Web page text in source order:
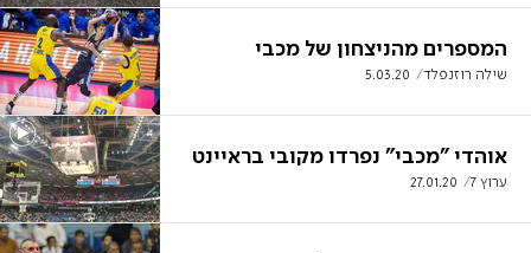
המספרים מהניצחון של מכבי
שילה רוזנפלד 5.03.20
אוהדי "מכבי" נפרדו מקובי בראיינט
ערוץ 7 27.01.20